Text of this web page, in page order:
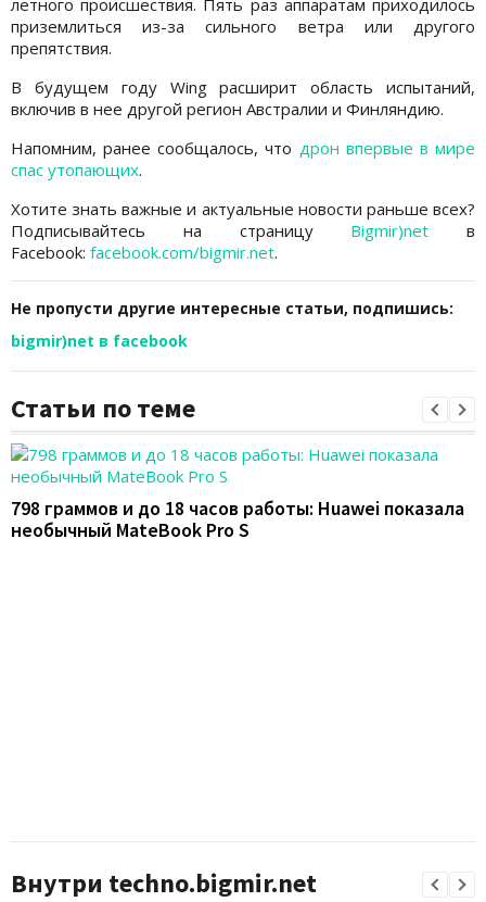
летного происшествия. Пять раз аппаратам приходилось
приземлиться из-за сильного ветра или другого
препятствия.
В будущем году Wing расширит область испытаний,
включив в нее другой регион Австралии и Финляндию.
Напомним, ранее сообщалось, что дрон впервые в мире
спас утопающих.
Хотите знать важные и актуальные новости раньше всех?
Подписывайтесь на страницу Bigmir)net в
Facebook: facebook.com/bigmir.net.
Не пропусти другие интересные статьи, подпишись:
bigmir)net в facebook
Статьи по теме
798 граммов и до 18 часов работы: Huawei показала
необычный MateBook Pro S
Внутри techno.bigmir.net